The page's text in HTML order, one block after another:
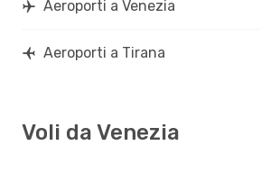
Aeroporti a Venezia
Aeroporti a Tirana
Voli da Venezia